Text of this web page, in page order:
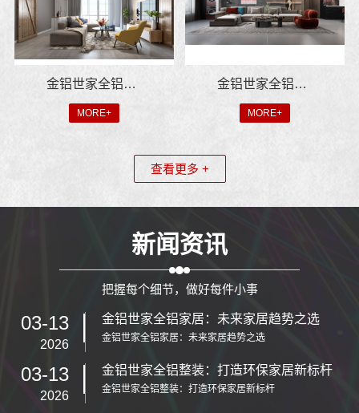
金铝世家全铝家居：健康生活的首选方案
MORE+
金铝世家全铝家居：品质生活从选材开始
MORE+
查看更多 +
新闻资讯
把握每个细节，做好每件小事
03-13
2026
金铝世家全铝家居：未来家居趋势之选
金铝世家全铝家居：未来家居趋势之选
03-13
2026
金铝世家全铝整装：打造环保家居新标杆
金铝世家全铝整装：打造环保家居新标杆